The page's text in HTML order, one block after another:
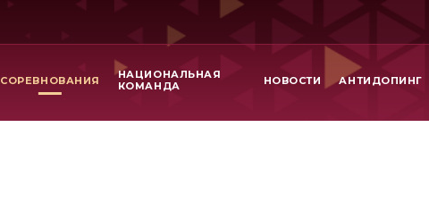
СОРЕВНОВАНИЯ
НАЦИОНАЛЬНАЯ
КОМАНДА
НОВОСТИ АНТИДОПИНГ